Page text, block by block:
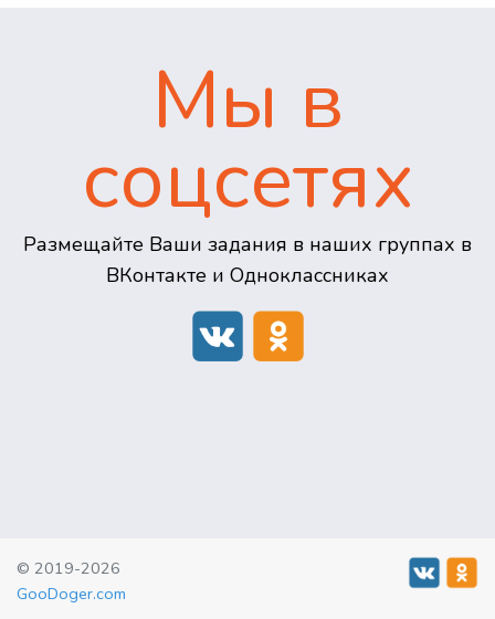
Мы в
соцсетях
Размещайте Ваши задания в наших группах в
ВКонтакте и Одноклассниках
© 2019-2026
GooDoger.com